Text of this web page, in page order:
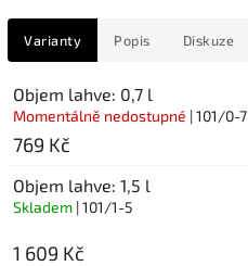
Varianty Popis Diskuze
Objem lahve: 0,7 l
Momentálně nedostupné | 101/0-7
769 Kč
Objem lahve: 1,5 l
Skladem | 101/1-5
1 609 Kč